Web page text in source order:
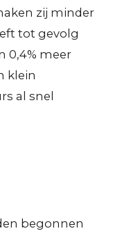
zij minder
tot gevolg
0,4% meer
klein
al snel
begonnen